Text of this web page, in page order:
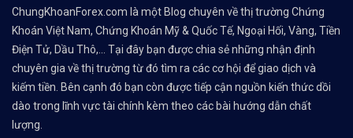
ChungKhoanForex.com là một Blog chuyên về thị trường Chứng
Khoán Việt Nam, Chứng Khoán Mỹ & Quốc Tế, Ngoại Hối, Vàng, Tiền
Điện Tử, Dầu Thô,... Tại đây bạn được chia sẻ những nhận định
chuyên gia về thị trường từ đó tìm ra các cơ hội để giao dịch và
kiếm tiền. Bên cạnh đó bạn còn được tiếp cận nguồn kiến thức dồi
dào trong lĩnh vực tài chính kèm theo các bài hướng dẫn chất
lượng.